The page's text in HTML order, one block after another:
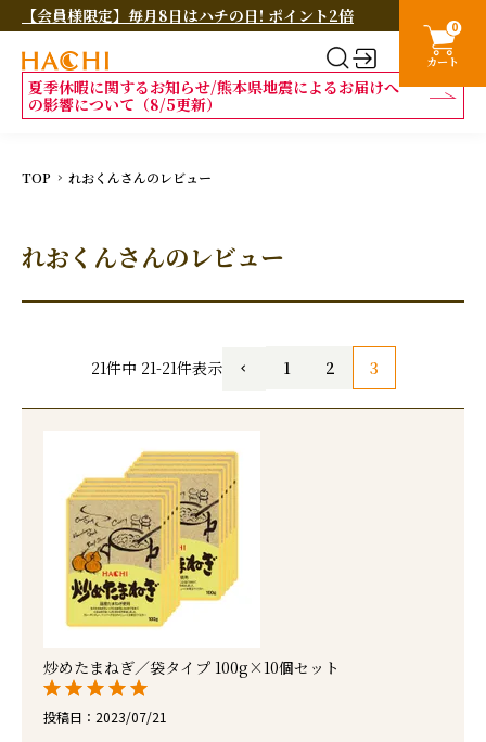
【会員様限定】毎月8日はハチの日! ポイント2倍
夏季休暇に関するお知らせ/熊本県地震によるお届けへ
の影響について（8/5更新）
0
カート
TOP れおくんさんのレビュー
れおくんさんのレビュー
21件中 21-21件表示 1 2 3
炒めたまねぎ／袋タイプ 100g×10個セット
投稿日 2023/07/21